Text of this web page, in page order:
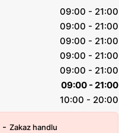
09:00 - 21:00
09:00 - 21:00
09:00 - 21:00
09:00 - 21:00
09:00 - 21:00
09:00 - 21:00
10:00 - 20:00
- Zakaz handlu